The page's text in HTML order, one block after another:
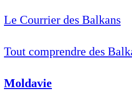
Le Courrier des Balkans
Tout comprendre des
Moldavie